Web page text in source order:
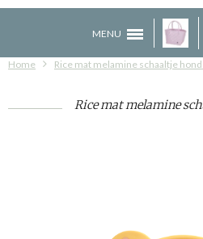
MENU
Home Rice mat melamine schaaltje
Rice mat melamine